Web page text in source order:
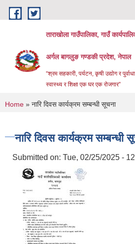
Skip to main content
ताराखोला गाउँपालिका, गाउँ
अर्गल बागलुङ गण्डकी प्रदेश, नेपाल
“श्रम सहकारी, पर्यटन, कृषी उद्योग र
स्वास्थ्य र शिक्षा एक घर एक रोजगार”
You are here
Home » नारि दिवस कार्यक्रम सम्बन्धी सूचना
नारि दिवस कार्यक्रम सम्बन्धी
Submitted on: Tue, 02/25/2025 -